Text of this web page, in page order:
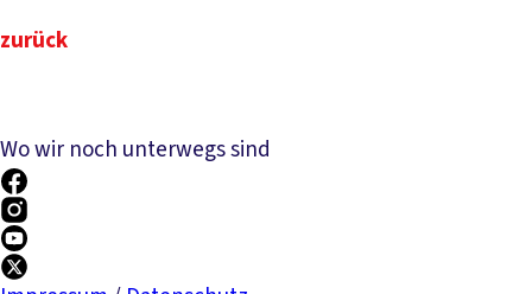
zurück
Wo wir noch unterwegs sind